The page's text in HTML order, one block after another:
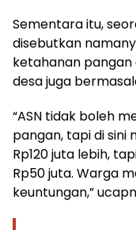
Sementara itu,
disebutkan
ketahanan
desa juga
“ASN tidak boleh
pangan, tapi di sini
Rp120 juta lebih,
Rp50 juta. Warga
keuntungan,”